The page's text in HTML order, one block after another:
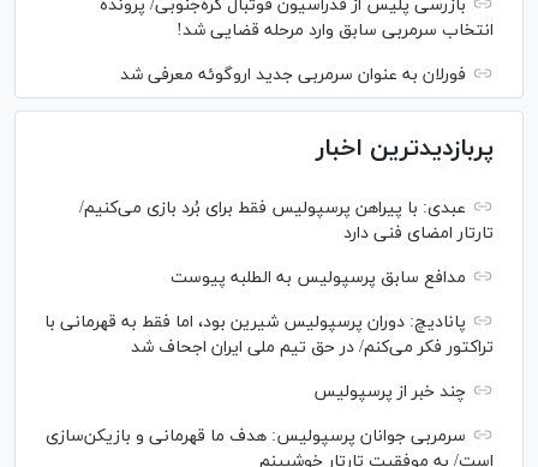
بازرسی پلیس از فدراسیون فوتبال کره‌جنوبی/ پرونده
انتخاب سرمربی سابق وارد مرحله قضایی شد!
فورلان به عنوان سرمربی جدید اروگوئه معرفی شد
پربازدیدترین اخبار
عبدی: با پیراهن پرسپولیس فقط برای بُرد بازی می‌کنیم/
تارتار امضای فنی دارد
مدافع سابق پرسپولیس به الطلبه پیوست
پانادیچ: دوران پرسپولیس شیرین بود، اما فقط به قهرمانی با
تراکتور فکر می‌کنم/ در حق تیم ملی ایران اجحاف شد
چند خبر از پرسپولیس
سرمربی جوانان پرسپولیس: هدف ما قهرمانی و بازیکن‌سازی
است/ به موفقیت تارتار خوشبینم